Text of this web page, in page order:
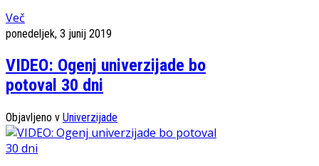
Več
ponedeljek, 3 junij 2019
VIDEO: Ogenj univerzijade bo
potoval 30 dni
Objavljeno v Univerzijade